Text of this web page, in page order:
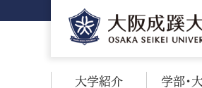
大学紹介 学部・